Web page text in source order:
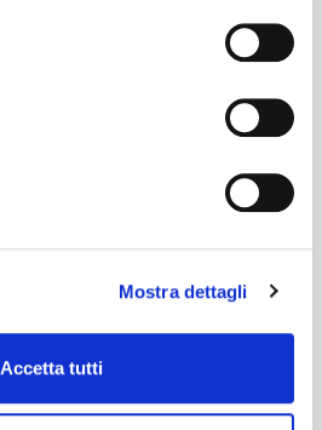
Mostra dettagli
Accetta tutti